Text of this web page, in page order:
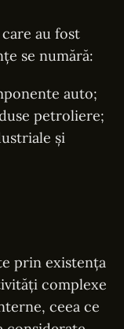
au fost
se numără:
auto;
petroliere;
și
prin existența
complexe
ceea ce